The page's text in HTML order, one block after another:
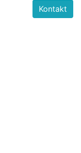
Kontakt